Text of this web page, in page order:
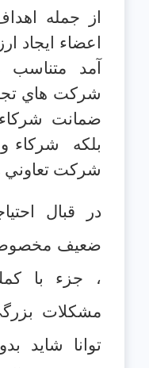
از جمله
اعضاء ايجاد
آمد
شركت هاي
ضمانت شركاء
بلكه
شركاء
شركت تعاوني
در قبال
ضعيف
، جزء با
مشكلات
توانا شايد